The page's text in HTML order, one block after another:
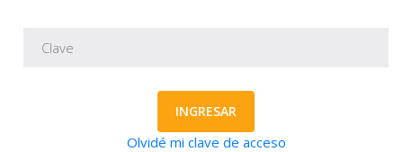
INGRESAR
Olvidé mi clave de acceso